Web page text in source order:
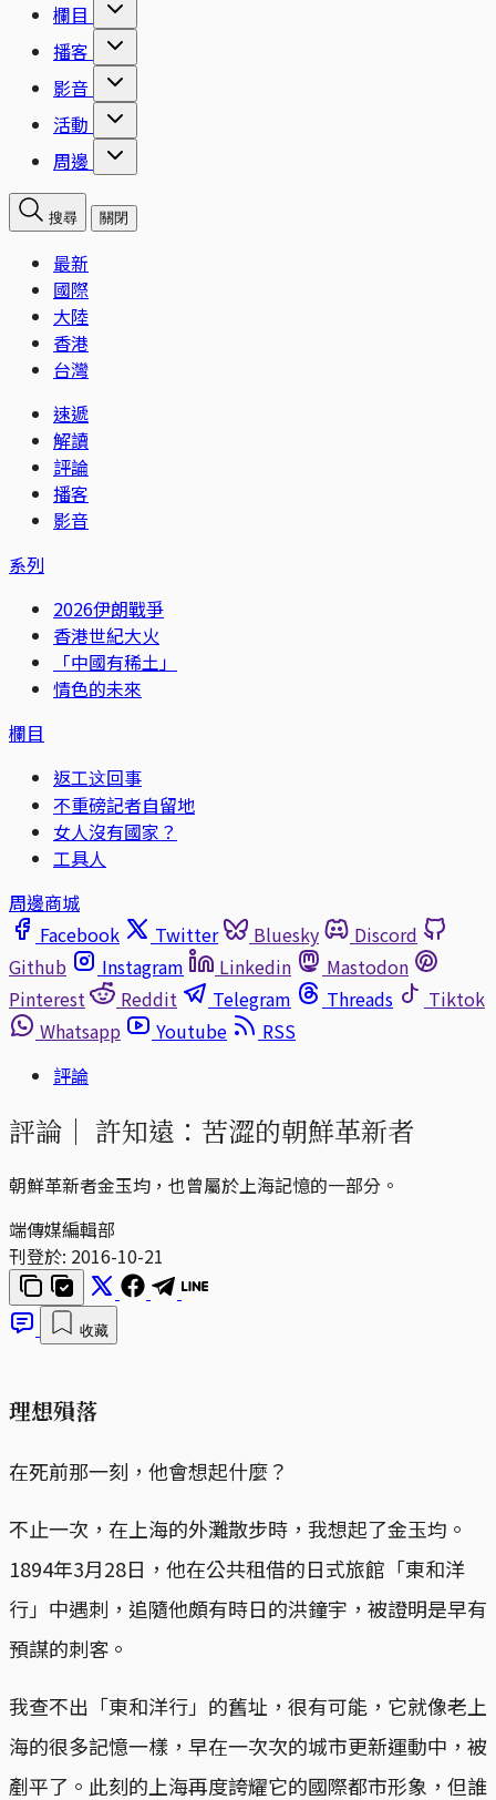
欄目
播客
影音
活動
周邊
搜尋 關閉
最新
國際
大陸
香港
台灣
速遞
解讀
評論
播客
影音
系列
2026伊朗戰爭
香港世紀大火
「中國有稀土」
情色的未來
欄目
返工这回事
不重磅記者自留地
女人沒有國家？
工具人
周邊商城
Facebook
Twitter Bluesky
Discord
Github
Instagram Linkedin
Mastodon
Pinterest
Reddit Telegram Threads
Tiktok
Whatsapp
Youtube
RSS
評論
評論｜ 許知遠：苦澀的朝鮮革新者
朝鮮革新者金玉均，也曾屬於上海記憶的一部分。
端傳媒編輯部
刊登於: 2016-10-21
收藏
理想殞落
在死前那一刻，他會想起什麼？
不止一次，在上海的外灘散步時，我想起了金玉均。
1894年3月28日，他在公共租借的日式旅館「東和洋
行」中遇刺，追隨他頗有時日的洪鐘宇，被證明是早有
預謀的刺客。
我查不出「東和洋行」的舊址，很有可能，它就像老上
海的很多記憶一樣，早在一次次的城市更新運動中，被
剷平了。此刻的上海再度誇耀它的國際都市形象，但誰